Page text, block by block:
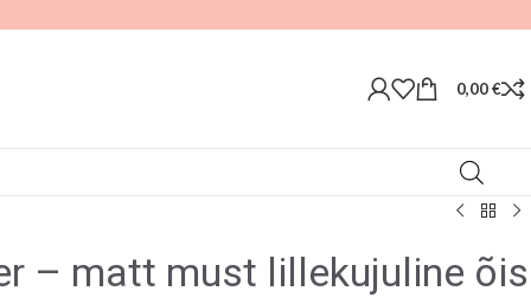
0,00€
– matt must lillekujuline õis